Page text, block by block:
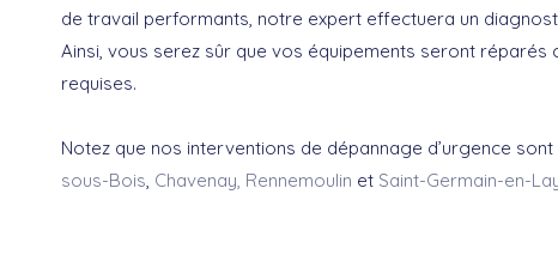
de travail performants, notre expert effectuera un
Ainsi, vous serez sûr que vos équipements seront
requises.
Notez que nos interventions de dépannage d’urgence
sous-Bois, Chavenay, Rennemoulin et Saint-Germain-en-